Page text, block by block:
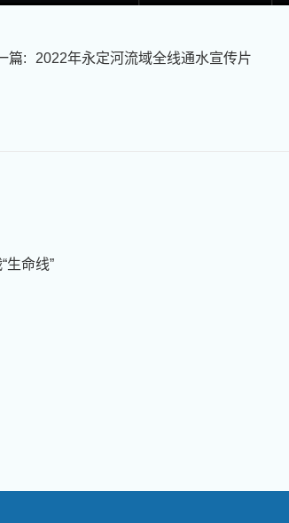
篇: 2022年永定河流域全线通水宣传片
生命线”